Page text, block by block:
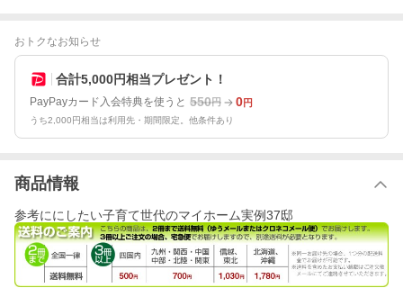
おトクなお知らせ
合計5,000円相当プレゼント！
PayPayカード入会特典を使うと 550円 0円
うち2,000円相当は利用先・期間限定。他条件あり
商品情報
参考ににしたい子育て世代のマイホーム実例37邸